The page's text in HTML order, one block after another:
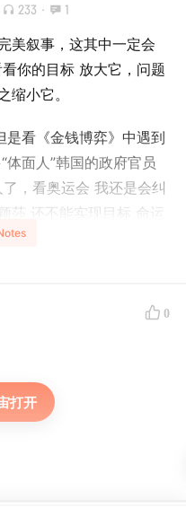
233 · 1
美叙事，这其中一定会
你的目标 放大它，问题
缩小它。
看《金钱博弈》中遇到
面人”韩国的政府官员
，看奥运会 我还是会纠
莎 还不能实现目标 命运
事人们可没困于此，单
翻重来，去思考对方这
决这些问题
0
打开